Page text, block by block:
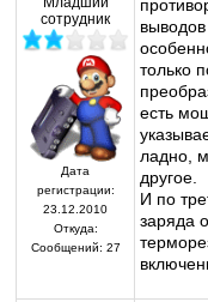
сотрудник
Дата
регистрации:
23.12.2010
Откуда:
Сообщений: 27
только
есть
ладно,
другое.
И по
заряда